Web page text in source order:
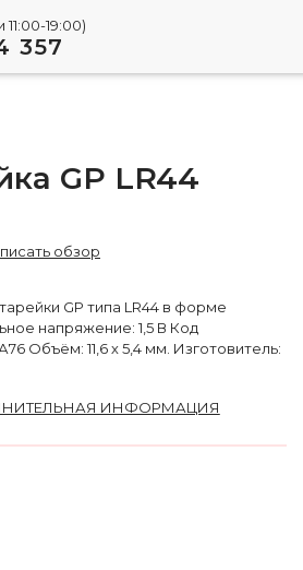
19:00)
357
GP LR44
обзор
GP типа LR44 в форме
напряжение: 1,5 В Код
Объём: 11,6 х 5,4 мм. Изготовитель:
ИНФОРМАЦИЯ